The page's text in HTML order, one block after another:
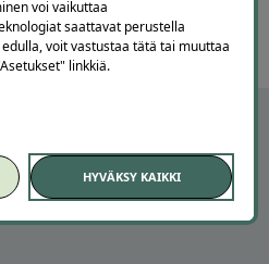
voi vaikuttaa
saattavat perustella
voit vastustaa tätä tai muuttaa
linkkiä.
HYVÄKSY KAIKKI